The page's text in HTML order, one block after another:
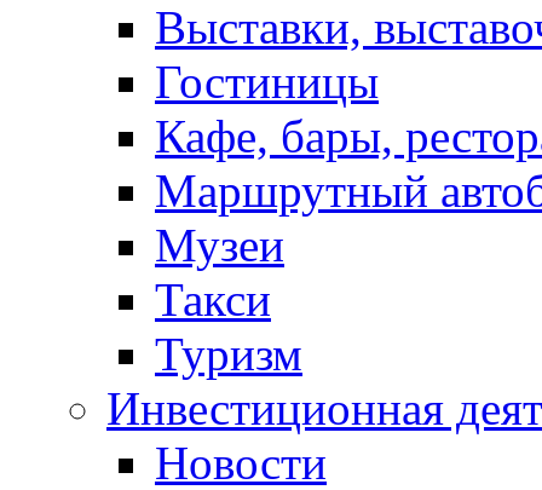
Выставки,
Гостиницы
Кафе, бары,
Маршрутный
Музеи
Такси
Туризм
Инвестиционная
Новости